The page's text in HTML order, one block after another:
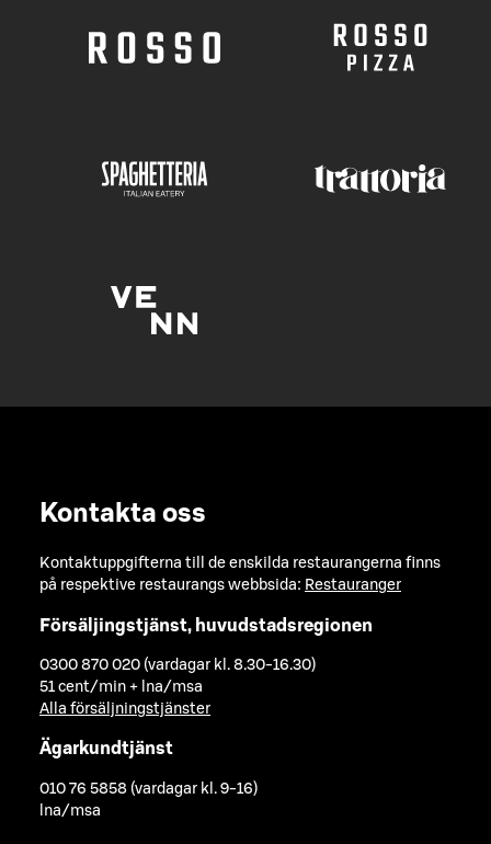
Kontakta oss
Kontaktuppgifterna till de enskilda restaurangerna finns
på respektive restaurangs webbsida: Restauranger
Försäljingstjänst, huvudstadsregionen
0300 870 020 (vardagar kl. 8.30-16.30)
51 cent/min + lna/msa
Alla försäljningstjänster
Ägarkundtjänst
010 76 5858 (vardagar kl. 9-16)
lna/msa